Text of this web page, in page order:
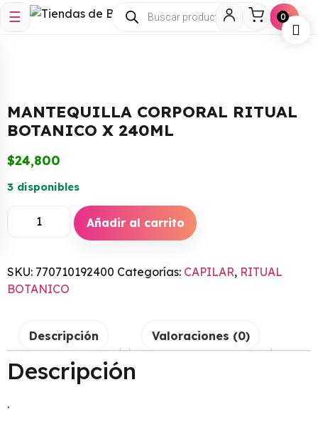
☰ 🛒
MANTEQUILLA CORPORAL RITUAL
BOTANICO X 240ML
$24,800
3 disponibles
Añadir al carrito
SKU: 770710192400 Categorías: CAPILAR, RITUAL
BOTANICO
Descripción Valoraciones (0)
Descripción
.
0